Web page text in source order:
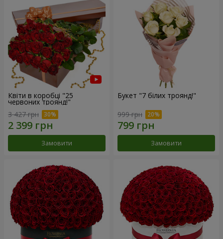
Квіти в коробці "25
червоних троянд!"
3 427 грн
Замовити
Букет "7 білих троянд!"
999 грн
Замовити